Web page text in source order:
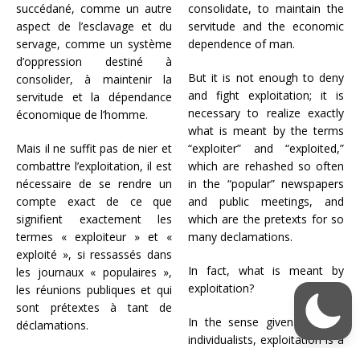
succédané, comme un autre
aspect de l’esclavage et du
servage, comme un système
d’oppression destiné à
consolider, à maintenir la
servitude et la dépendance
économique de l’homme.
Mais il ne suffit pas de nier et
combattre l’exploitation, il est
nécessaire de se rendre un
compte exact de ce que
signifient exactement les
termes « exploiteur » et «
exploité », si ressassés dans
les journaux « populaires »,
les réunions publiques et qui
sont prétextes à tant de
déclamations.
consolidate, to maintain the
servitude and the economic
dependence of man.
But it is not enough to deny
and fight exploitation; it is
necessary to realize exactly
what is meant by the terms
“exploiter” and “exploited,”
which are rehashed so often
in the “popular” newspapers
and public meetings, and
which are the pretexts for so
many declamations.
In fact, what is meant by
exploitation?
In the sense given to it by
individualists, exploitation is a